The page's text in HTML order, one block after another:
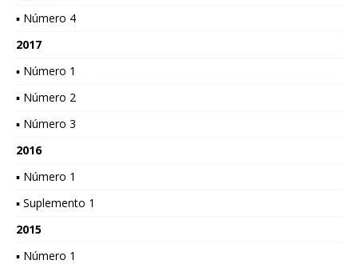
▪ Número 4
2017
▪ Número 1
▪ Número 2
▪ Número 3
2016
▪ Número 1
▪ Suplemento 1
2015
▪ Número 1